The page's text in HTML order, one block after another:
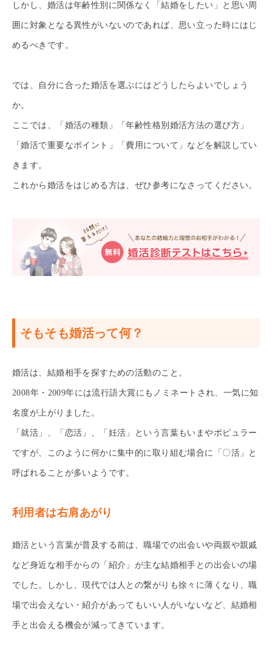
しかし、婚活は年齢性別に関係なく「結婚をしたい」と思い周
囲に対象となる異性がいないのであれば、思い立った時にはじ
めるべきです。
では、自分に合った婚活を選ぶにはどうしたらよいでしょう
か。
ここでは、「婚活の種類」「年齢性格別婚活方法の選び方」
「婚活で重要なポイント」「費用について」などを解説してい
きます。
これから婚活をはじめる方は、ぜひ参考になさってください。
そもそも婚活って何？
婚活は、結婚相手を探すための活動のこと。
2008年・2009年には流行語大賞にもノミネートされ、一気に知
名度が上がりました。
「就活」、「恋活」、「妊活」という言葉もいまやポピュラー
ですが、このように何かに集中的に取り組む場合に「〇活」と
呼ばれることが多いようです。
利用者は右肩あがり
婚活という言葉が普及する前は、職場での出会いや両親や親戚
など身近な相手からの「紹介」が主な結婚相手との出会いの場
でした。しかし、現代では人との繋がりも徐々に薄くなり、職
場で出会えない・紹介があってもいい人がいないなど、結婚相
手と出会える機会が減ってきています。